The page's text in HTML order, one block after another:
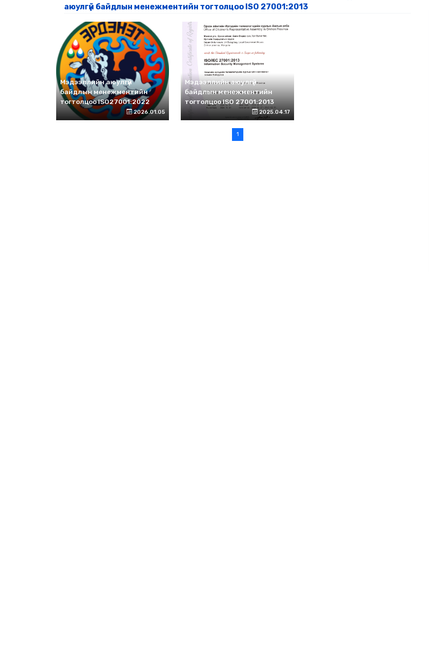
аюулгүй байдлын менежментийн тогтолцоо ISO 27001:2013
Мэдээллийн аюулгүй
байдлын менежментийн
тогтолцоо ISO27001:2022
2026.01.05
Мэдээллийн аюулгүй
байдлын менежментийн
тогтолцоо ISO 27001:2013
2025.04.17
1